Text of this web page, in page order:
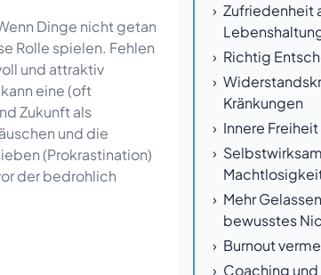
Zufriedenheit
Richtig
Kränkungen
Innere
Mehr
bewusstes
Burnout
Coaching und
Dinge nicht getan
Rolle spielen. Fehlen
und attraktiv
eine (oft
Zukunft als
und die
(Prokrastination)
der bedrohlich